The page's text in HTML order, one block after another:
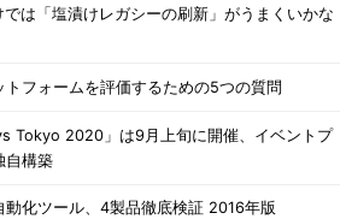
は「塩漬けレガシーの刷新」がうまくいかな
トフォームを評価するための5つの質問
Tokyo 2020」は9月上旬に開催、イベントプ
自構築
動化ツール、4製品徹底検証 2016年版